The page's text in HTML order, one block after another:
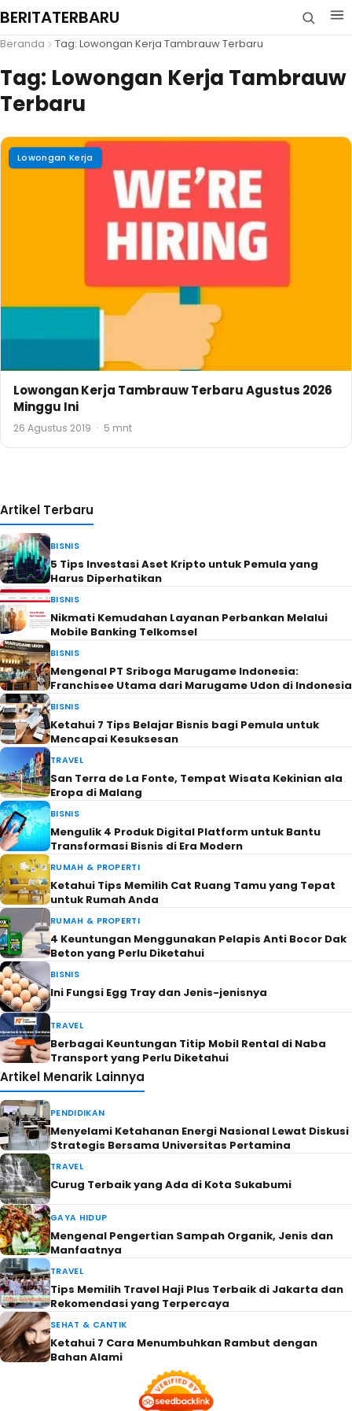
BERITATERBARU
Beranda Tag: Lowongan Kerja Tambrauw Terbaru
Tag: Lowongan Kerja Tambrauw
Terbaru
Lowongan Kerja
Lowongan Kerja Tambrauw Terbaru Agustus 2026
Minggu Ini
26 Agustus 2019 · 5 mnt
Artikel Terbaru
BISNIS
5 Tips Investasi Aset Kripto untuk Pemula yang
Harus Diperhatikan
BISNIS
Nikmati Kemudahan Layanan Perbankan Melalui
Mobile Banking Telkomsel
BISNIS
Mengenal PT Sriboga Marugame Indonesia:
Franchisee Utama dari Marugame Udon di Indonesia
BISNIS
Ketahui 7 Tips Belajar Bisnis bagi Pemula untuk
Mencapai Kesuksesan
TRAVEL
San Terra de La Fonte, Tempat Wisata Kekinian ala
Eropa di Malang
BISNIS
Mengulik 4 Produk Digital Platform untuk Bantu
Transformasi Bisnis di Era Modern
RUMAH & PROPERTI
Ketahui Tips Memilih Cat Ruang Tamu yang Tepat
untuk Rumah Anda
RUMAH & PROPERTI
4 Keuntungan Menggunakan Pelapis Anti Bocor Dak
Beton yang Perlu Diketahui
BISNIS
Ini Fungsi Egg Tray dan Jenis-jenisnya
TRAVEL
Berbagai Keuntungan Titip Mobil Rental di Naba
Transport yang Perlu Diketahui
Artikel Menarik Lainnya
PENDIDIKAN
Menyelami Ketahanan Energi Nasional Lewat Diskusi
Strategis Bersama Universitas Pertamina
TRAVEL
Curug Terbaik yang Ada di Kota Sukabumi
GAYA HIDUP
Mengenal Pengertian Sampah Organik, Jenis dan
Manfaatnya
TRAVEL
Tips Memilih Travel Haji Plus Terbaik di Jakarta dan
Rekomendasi yang Terpercaya
SEHAT & CANTIK
Ketahui 7 Cara Menumbuhkan Rambut dengan
Bahan Alami